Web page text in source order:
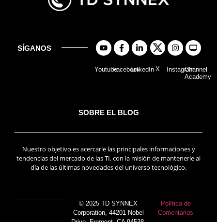
SÍGANOS
YoutubeFacebookLinkedIn X InstagramChannel
Academy
SOBRE EL BLOG
Nuestro objetivo es acercarle las principales informaciones y
tendencias del mercado de las TI, con la misión de mantenerle al
día de las últimas novedades del universo tecnológico.
© 2025 TD SYNNEX
Corporation, 44201 Nobel
Política de
Comentarios